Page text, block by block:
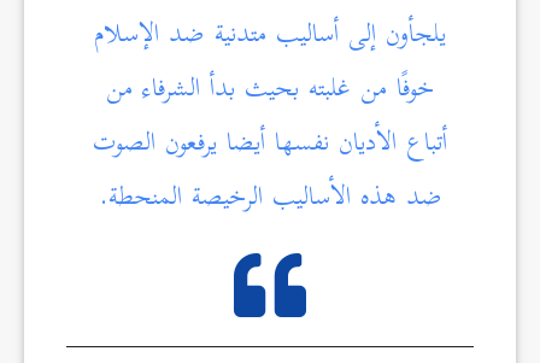
يلجأون إلى أساليب متدنية ضد الإسلام
خوفًا من غلبته بحيث بدأ الشرفاء من
أتباع الأديان نفسها أيضا يرفعون الصوت
ضد هذه الأساليب الرخيصة المنحطة.